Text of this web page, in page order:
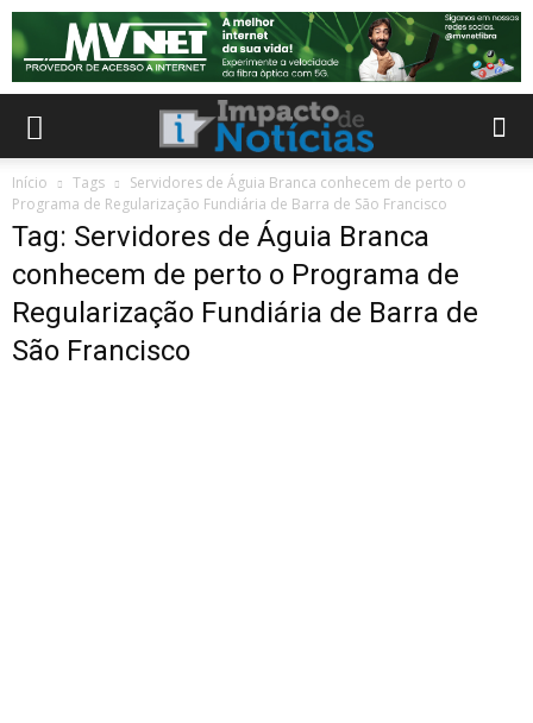
Início Tags
Servidores de Águia Branca conhecem de perto o
Programa de Regularização Fundiária de Barra de São Francisco
Tag: Servidores de Águia Branca
conhecem de perto o Programa de
Regularização Fundiária de Barra de
São Francisco